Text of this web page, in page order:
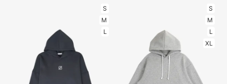
S
M
L
S
M
L
XL